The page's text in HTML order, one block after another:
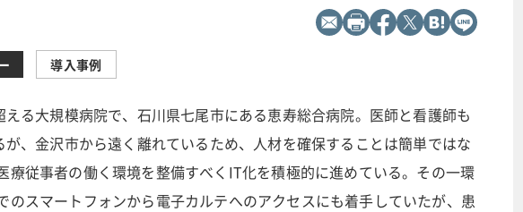
導入事例
る大規模病院で、石川県七尾市にある恵寿総合病院。医師と看護師も
、金沢市から遠く離れているため、人材を確保することは簡単ではな
療従事者の働く環境を整備すべくIT化を積極的に進めている。その一環
のスマートフォンから電子カルテへのアクセスにも着手していたが、患